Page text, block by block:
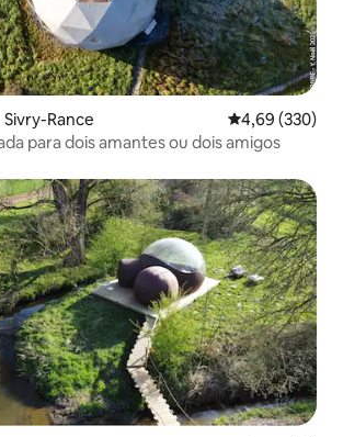
Sivry-Rance 4,69 de uma
4,69 (330)
para dois amantes ou dois amigos